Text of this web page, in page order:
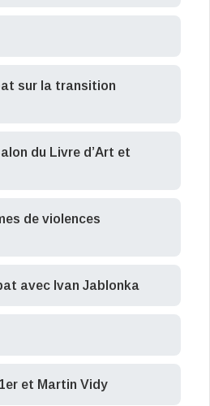
sur la transition
du Livre d’Art et
de violences
avec Ivan Jablonka
et Martin Vidy